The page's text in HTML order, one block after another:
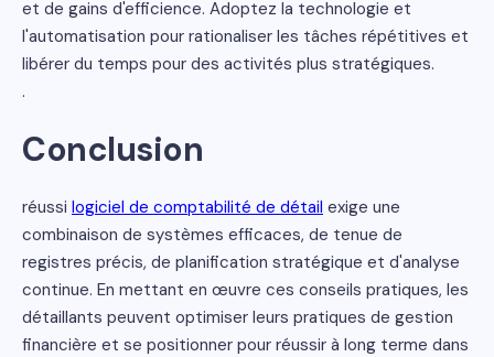
et de gains d'efficience. Adoptez la technologie et
l'automatisation pour rationaliser les tâches répétitives et
libérer du temps pour des activités plus stratégiques.
.
Conclusion
réussi logiciel de comptabilité de détail exige une
combinaison de systèmes efficaces, de tenue de
registres précis, de planification stratégique et d'analyse
continue. En mettant en œuvre ces conseils pratiques, les
détaillants peuvent optimiser leurs pratiques de gestion
financière et se positionner pour réussir à long terme dans